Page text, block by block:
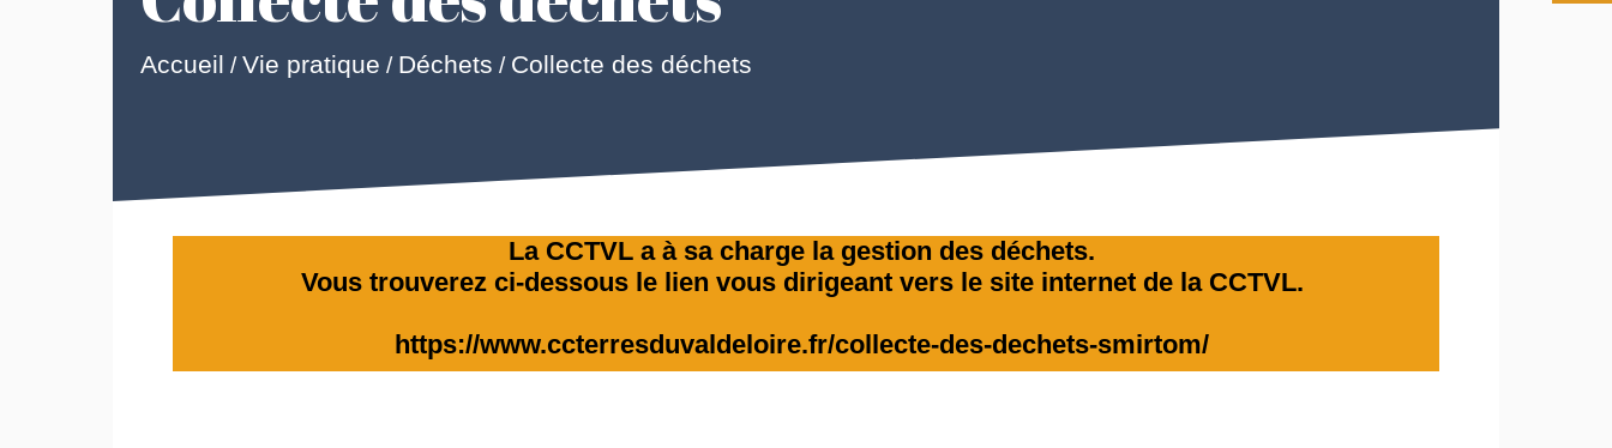
Accueil /Vie pratique / Déchets / Collecte des déchets
La CCTVL a à sa charge la gestion des déchets.
Vous trouverez ci-dessous le lien vous dirigeant vers le site internet de la CCTVL.
https://www.ccterresduvaldeloire.fr/collecte-des-dechets-smirtom/